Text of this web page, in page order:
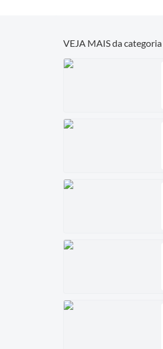
VEJA MAIS da categoria